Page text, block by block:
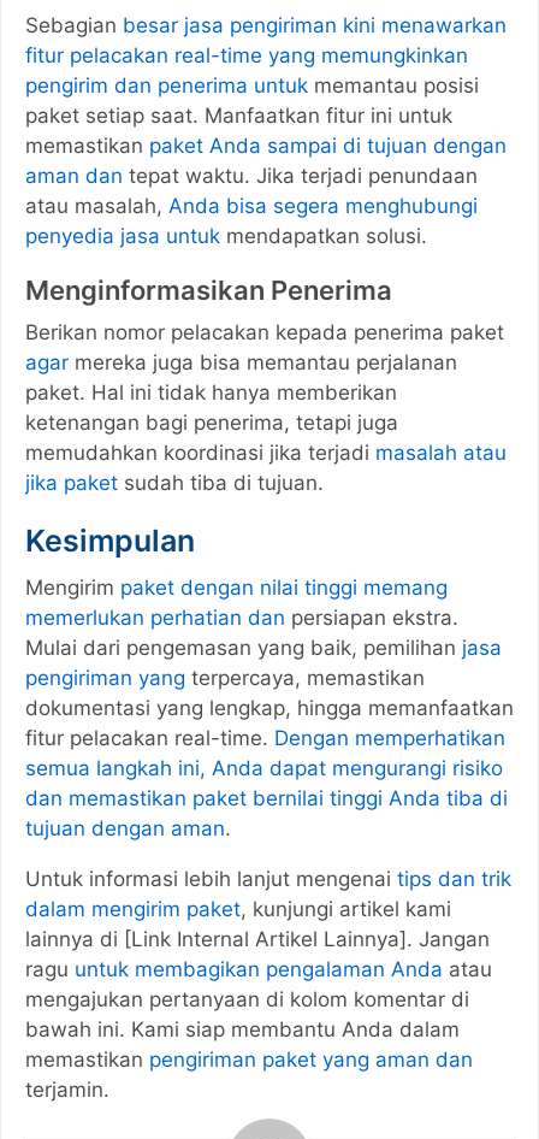
Sebagian besar jasa pengiriman kini menawarkan
fitur pelacakan real-time yang memungkinkan
pengirim dan penerima untuk memantau posisi
paket setiap saat. Manfaatkan fitur ini untuk
memastikan paket Anda sampai di tujuan dengan
aman dan tepat waktu. Jika terjadi penundaan
atau masalah, Anda bisa segera menghubungi
penyedia jasa untuk mendapatkan solusi.
Menginformasikan Penerima
Berikan nomor pelacakan kepada penerima paket
agar mereka juga bisa memantau perjalanan
paket. Hal ini tidak hanya memberikan
ketenangan bagi penerima, tetapi juga
memudahkan koordinasi jika terjadi masalah atau
jika paket sudah tiba di tujuan.
Kesimpulan
Mengirim paket dengan nilai tinggi memang
memerlukan perhatian dan persiapan ekstra.
Mulai dari pengemasan yang baik, pemilihan jasa
pengiriman yang terpercaya, memastikan
dokumentasi yang lengkap, hingga memanfaatkan
fitur pelacakan real-time. Dengan memperhatikan
semua langkah ini, Anda dapat mengurangi risiko
dan memastikan paket bernilai tinggi Anda tiba di
tujuan dengan aman.
Untuk informasi lebih lanjut mengenai tips dan trik
dalam mengirim paket, kunjungi artikel kami
lainnya di [Link Internal Artikel Lainnya]. Jangan
ragu untuk membagikan pengalaman Anda atau
mengajukan pertanyaan di kolom komentar di
bawah ini. Kami siap membantu Anda dalam
memastikan pengiriman paket yang aman dan
terjamin.